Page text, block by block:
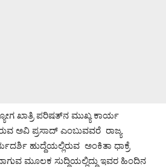
ಖಾತ್ರಿ ಪರಿಷತ್‌ನ ಮುಖ್ಯ ಕಾರ್ಯ
ಅವಿ ಪ್ರಸಾದ್ ಎಂಬುವವರೆ ರಾಜ್ಯ
ಹುದ್ದೆಯಲ್ಲಿರುವ ಅಂಕಿತಾ ಧಾಕ್ರೆ
ಮೂಲಕ ಸುದ್ದಿಯಲ್ಲಿದ್ದು ಇವರ ಹಿಂದಿನ